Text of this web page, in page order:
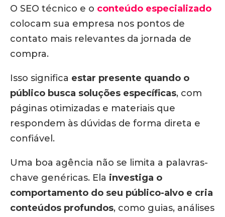
O SEO técnico e o conteúdo especializado
colocam sua empresa nos pontos de
contato mais relevantes da jornada de
compra.
Isso significa estar presente quando o
público busca soluções específicas, com
páginas otimizadas e materiais que
respondem às dúvidas de forma direta e
confiável.
Uma boa agência não se limita a palavras-
chave genéricas. Ela investiga o
comportamento do seu público-alvo e cria
conteúdos profundos, como guias, análises